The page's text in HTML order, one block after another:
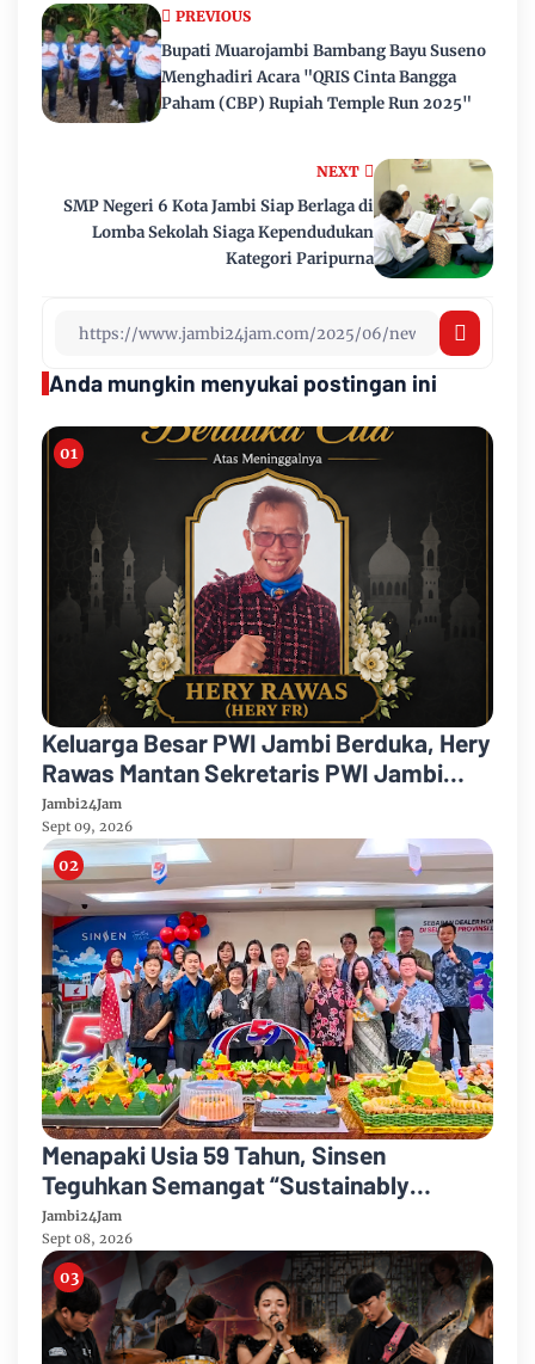
NEXT
SMP Negeri 6 Kota Jambi Siap Berlaga di
Lomba Sekolah Siaga Kependudukan
Kategori Paripurna
PREVIOUS
Bupati Muarojambi Bambang Bayu Suseno
Menghadiri Acara "QRIS Cinta Bangga
Paham (CBP) Rupiah Temple Run 2025"
Anda mungkin menyukai postingan ini
Keluarga Besar PWI Jambi Berduka, Hery
Rawas Mantan Sekretaris PWI Jambi
Tutup Usia
Jambi24Jam
Sept 09, 2026
Menapaki Usia 59 Tahun, Sinsen
Teguhkan Semangat “Sustainably
Growing”
Jambi24Jam
Sept 08, 2026